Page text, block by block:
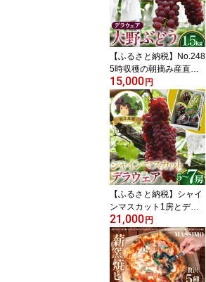
【ふるさと納税】No.248
5時収穫の朝摘み産直
【マルイケ池田園】大野
ぶどう（デラウェア）1.
5kg / 高糖度 葡萄 ブドウ
果物 フルーツ 国産 送料
無料 大阪府
15,000円
【ふるさと納税】シャイ
ンマスカット1房とデラ
ウエアの詰め合わせ / 皮
ごと食べられる 甘い セ
ット 果物 果実 フルーツ
ブドウ ぶどう 葡萄 送料
無料 大阪府 No.310
21,000円